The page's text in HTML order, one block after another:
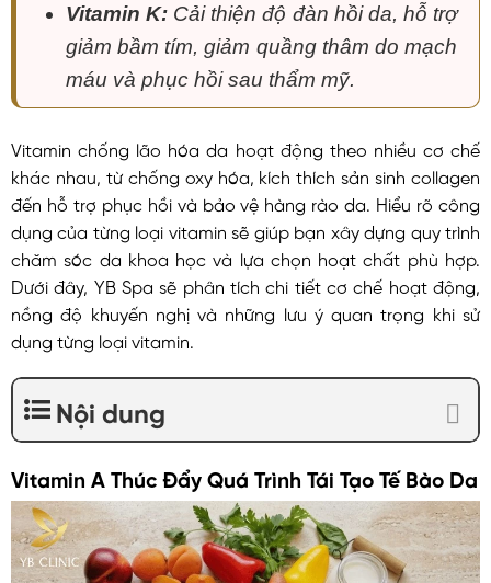
Vitamin K: Cải thiện độ đàn hồi da, hỗ trợ
giảm bầm tím, giảm quầng thâm do mạch
máu và phục hồi sau thẩm mỹ.
Vitamin chống lão hóa da hoạt động theo nhiều cơ chế
khác nhau, từ chống oxy hóa, kích thích sản sinh collagen
đến hỗ trợ phục hồi và bảo vệ hàng rào da. Hiểu rõ công
dụng của từng loại vitamin sẽ giúp bạn xây dựng quy trình
chăm sóc da khoa học và lựa chọn hoạt chất phù hợp.
Dưới đây, YB Spa sẽ phân tích chi tiết cơ chế hoạt động,
nồng độ khuyến nghị và những lưu ý quan trọng khi sử
dụng từng loại vitamin.
Nội dung
Vitamin A Thúc Đẩy Quá Trình Tái Tạo Tế Bào Da